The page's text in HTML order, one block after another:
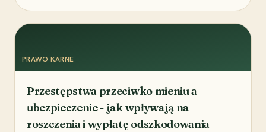
PRAWO KARNE
Przestępstwa przeciwko mieniu a
ubezpieczenie - jak wpływają na
roszczenia i wypłatę odszkodowania